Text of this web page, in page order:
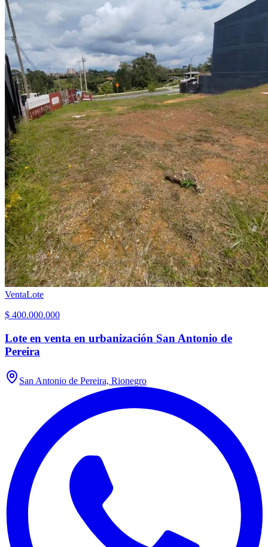
VentaLote
$ 400.000.000
Lote en venta en urbanización San Antonio de
Pereira
San Antonio de Pereira, Rionegro